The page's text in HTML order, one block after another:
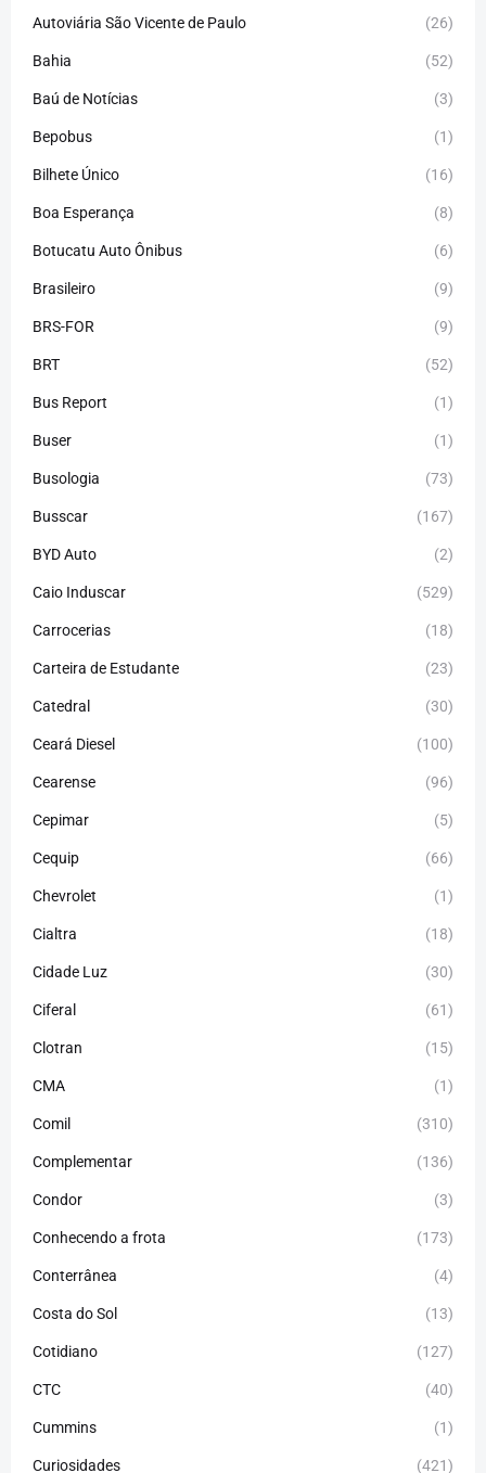
Autoviária São Vicente de Paulo (26)
Bahia (52)
Baú de Notícias (3)
Bepobus (1)
Bilhete Único (16)
Boa Esperança (8)
Botucatu Auto Ônibus (6)
Brasileiro (9)
BRS-FOR (9)
BRT (52)
Bus Report (1)
Buser (1)
Busologia (73)
Busscar (167)
BYD Auto (2)
Caio Induscar (529)
Carrocerias (18)
Carteira de Estudante (23)
Catedral (30)
Ceará Diesel (100)
Cearense (96)
Cepimar (5)
Cequip (66)
Chevrolet (1)
Cialtra (18)
Cidade Luz (30)
Ciferal (61)
Clotran (15)
CMA (1)
Comil (310)
Complementar (136)
Condor (3)
Conhecendo a frota (173)
Conterrânea (4)
Costa do Sol (13)
Cotidiano (127)
CTC (40)
Cummins (1)
Curiosidades (421)